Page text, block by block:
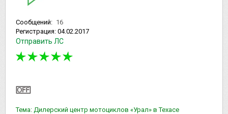
Сообщений: 16
Регистрация: 04.02.2017
Отправить ЛС
Тема: Дилерский центр мотоциклов «Урал» в Техасе